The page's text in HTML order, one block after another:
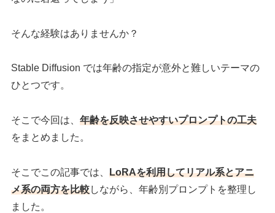
そんな経験はありませんか？
Stable Diffusion では年齢の指定が意外と難しいテーマの
ひとつです。
そこで今回は、年齢を反映させやすいプロンプトの工夫
をまとめました。
そこでこの記事では、LoRAを利用してリアル系とアニ
メ系の両方を比較しながら、年齢別プロンプトを整理し
ました。